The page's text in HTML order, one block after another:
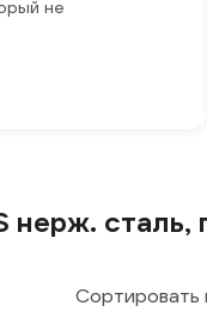
не
нерж.
Сортировать